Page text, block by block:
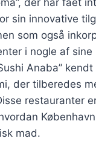
sin innovative
som også
i nogle af sine
Anaba”
der tilberedes
restauranter
mad.